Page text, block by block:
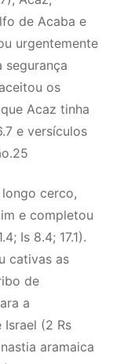
de Acaba e
urgentemente
segurança
os
Acaz tinha
e versículos
cerco,
e completou
Is 8.4; 17.1).
cativas as
de
a
(2 Rs
aramaica